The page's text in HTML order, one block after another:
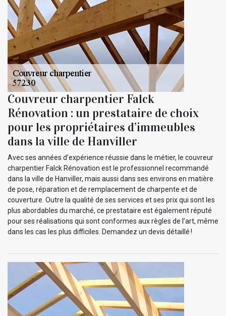
Couvreur charpentier Falck
Rénovation : un prestataire de choix
pour les propriétaires d’immeubles
dans la ville de Hanviller
Avec ses années d’expérience réussie dans le métier, le couvreur
charpentier Falck Rénovation est le professionnel recommandé
dans la ville de Hanviller, mais aussi dans ses environs en matière
de pose, réparation et de remplacement de charpente et de
couverture. Outre la qualité de ses services et ses prix qui sont les
plus abordables du marché, ce prestataire est également réputé
pour ses réalisations qui sont conformes aux règles de l’art, même
dans les cas les plus difficiles. Demandez un devis détaillé !